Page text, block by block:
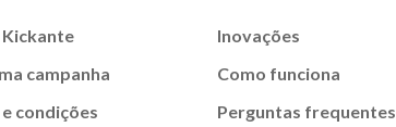
Kickante
campanha
condições
Inovações
Como funciona
Perguntas frequentes